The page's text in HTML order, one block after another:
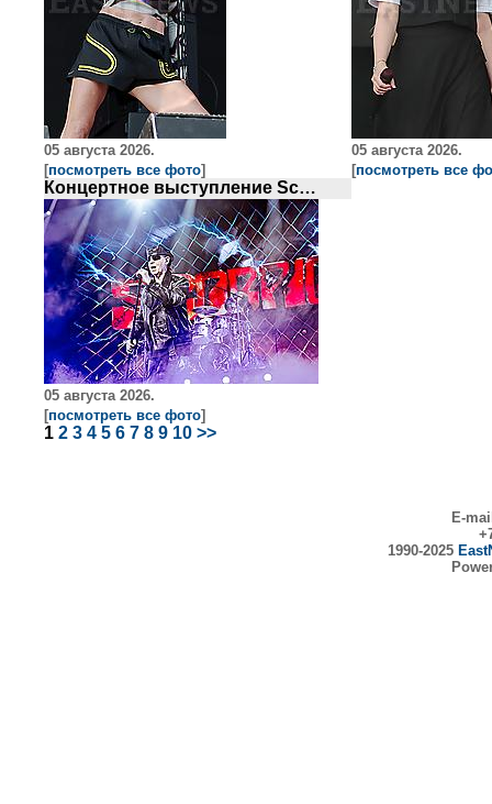
05 августа 2026.
[посмотреть все фото]
05 августа 2026.
[посмотреть все
Концертное выступление Scorpions
05 августа 2026.
[посмотреть все фото]
1 2 3 4 5 6 7 8 9 10 >>
E-
1990-2025